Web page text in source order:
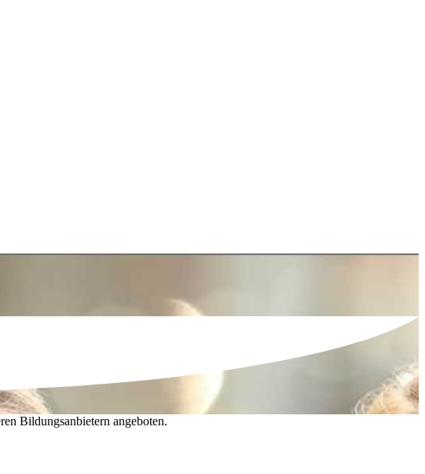
Bildungsanbietern angeboten.